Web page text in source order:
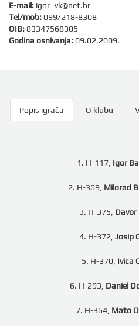
E-mail: igor_vk@net.hr
Tel/mob:099/218-8308
OIB:83347568305
Godina osnivanja:09.02.2009.
Popis igrača O klubu
1. H-117, Igor
2. H-369, Milorad
3. H-375, Davor
4. H-372, Josip
5. H-370, Ivica
6. H-293, Daniel
7. H-364, Mato